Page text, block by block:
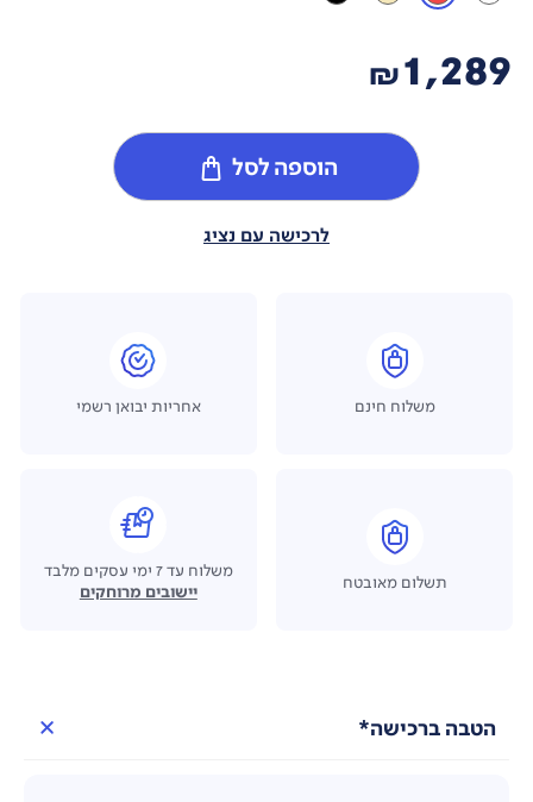
1,289
₪
הוספה לסל
לרכישה עם נציג
משלוח חינם אחריות יבואן רשמי
תשלום מאובטח
משלוח עד 7 ימי עסקים מלבד
יישובים מרוחקים
הטבה ברכישה*